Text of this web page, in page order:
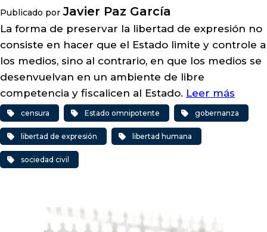
Publicado por Javier Paz García
La forma de preservar la libertad de expresión no
consiste en hacer que el Estado limite y controle a
los medios, sino al contrario, en que los medios se
desenvuelvan en un ambiente de libre
competencia y fiscalicen al Estado. Leer más
censura Estado omnipotente gobernanza
libertad de expresión libertad humana
sociedad civil